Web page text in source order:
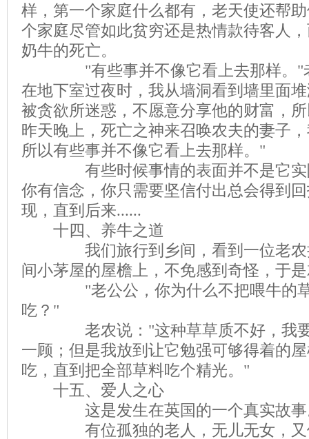
样，第一个家庭什么都有，老天使还帮
个家庭尽管如此贫穷还是热情款待客人
奶牛的死亡。
"有些事并不像它看上去那样。"老
在地下室过夜时，我从墙洞看到墙里面
被贪欲所迷惑，不愿意分享他的财富，
昨天晚上，死亡之神来召唤农夫的妻子
所以有些事并不像它看上去那样。"
有些时候事情的表面并不是它实
你有信念，你只需要坚信付出总会得到
现，直到后来......
十四、养牛之道
我们旅行到乡间，看到一位老农
间小茅屋的屋檐上，不免感到奇怪，于
"老公公，你为什么不把喂牛的草
吃？"
老农说："这种草草质不好，我要
一顾；但是我放到让它勉强可够得着的
吃，直到把全部草料吃个精光。"
十五、爱人之心
这是发生在英国的一个真实故事
有位孤独的老人，无儿无女，又